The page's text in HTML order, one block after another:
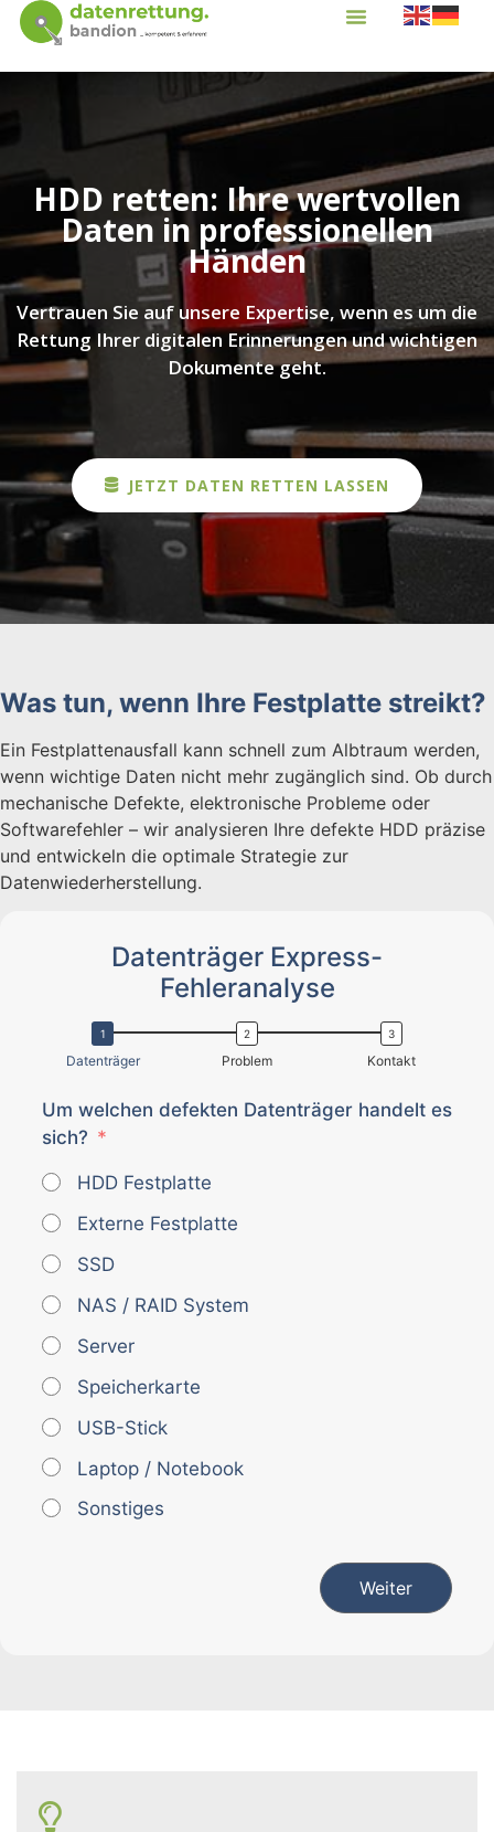
HDD retten: Ihre wertvollen
Daten in professionellen
Händen
Vertrauen Sie auf unsere Expertise, wenn es um die
Rettung Ihrer digitalen Erinnerungen und wichtigen
Dokumente geht.
JETZT DATEN RETTEN LASSEN
Was tun, wenn Ihre Festplatte streikt?
Ein Festplattenausfall kann schnell zum Albtraum werden,
wenn wichtige Daten nicht mehr zugänglich sind. Ob durch
mechanische Defekte, elektronische Probleme oder
Softwarefehler – wir analysieren Ihre defekte HDD präzise
und entwickeln die optimale Strategie zur
Datenwiederherstellung.
Datenträger Express-
Fehleranalyse
Datenträger Problem Kontakt
Um welchen defekten Datenträger handelt es
sich?
HDD Festplatte
Externe Festplatte
SSD
NAS / RAID System
Server
Speicherkarte
USB-Stick
Laptop / Notebook
Sonstiges
Weiter